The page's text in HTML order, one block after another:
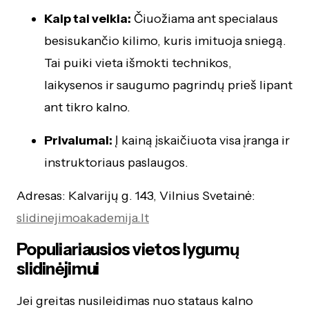
Kaip tai veikia: Čiuožiama ant specialaus
besisukančio kilimo, kuris imituoja sniegą.
Tai puiki vieta išmokti technikos,
laikysenos ir saugumo pagrindų prieš lipant
ant tikro kalno.
Privalumai: Į kainą įskaičiuota visa įranga ir
instruktoriaus paslaugos.
Adresas: Kalvarijų g. 143, Vilnius Svetainė:
slidinejimoakademija.lt
Populiariausios vietos lygumų
slidinėjimui
Jei greitas nusileidimas nuo stataus kalno